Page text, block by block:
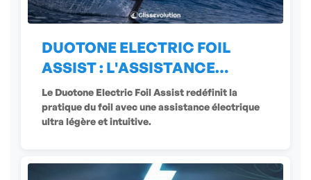
DUOTONE ELECTRIC FOIL
ASSIST : L'ASSISTANCE
ÉLECTRIQUE
Le Duotone Electric Foil Assist redéfinit la
pratique du foil avec une assistance électrique
ultra légère et intuitive.